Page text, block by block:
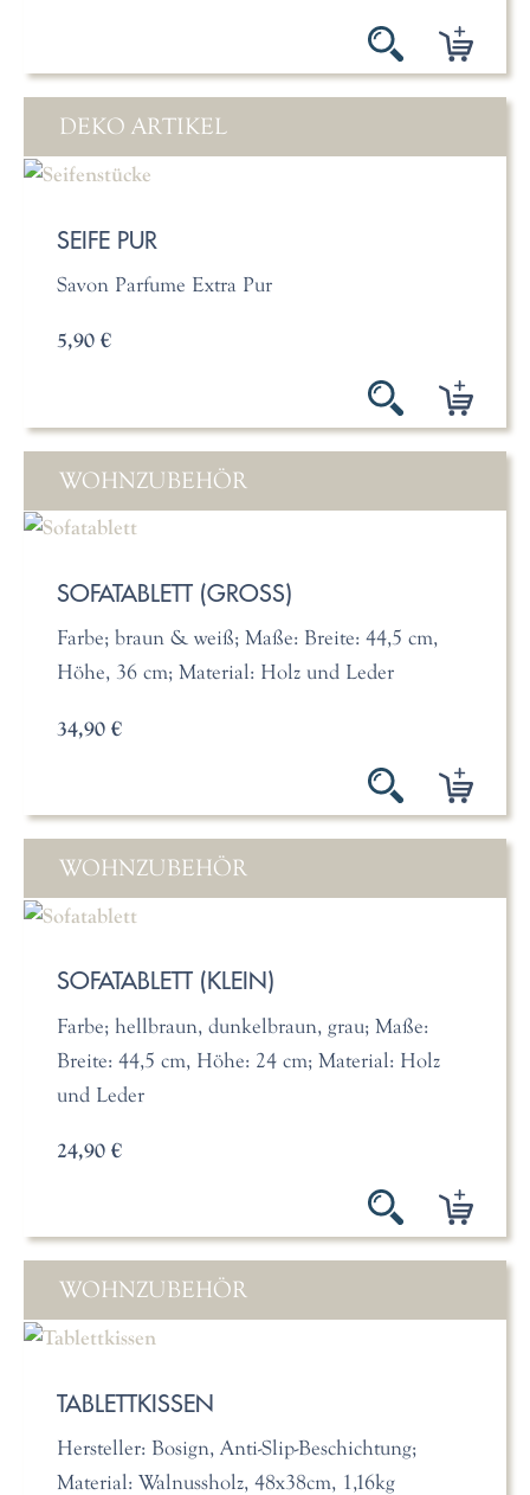
DEKO ARTIKEL
SEIFE PUR
Savon Parfume Extra Pur
5,90 €
WOHNZUBEHÖR
SOFATABLETT (GROSS)
Farbe; braun & weiß; Maße: Breite: 44,5 cm,
Höhe, 36 cm; Material: Holz und Leder
34,90 €
WOHNZUBEHÖR
SOFATABLETT (KLEIN)
Farbe; hellbraun, dunkelbraun, grau; Maße:
Breite: 44,5 cm, Höhe: 24 cm; Material: Holz
und Leder
24,90 €
WOHNZUBEHÖR
TABLETTKISSEN
Hersteller: Bosign, Anti-Slip-Beschichtung;
Material: Walnussholz, 48x38cm, 1,16kg